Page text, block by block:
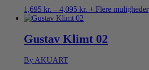
1,695 kr. – 4,095 kr. Prisinterval:
4,095 kr.
+ Flere muligheder
Gustav Klimt 02
By AKUART